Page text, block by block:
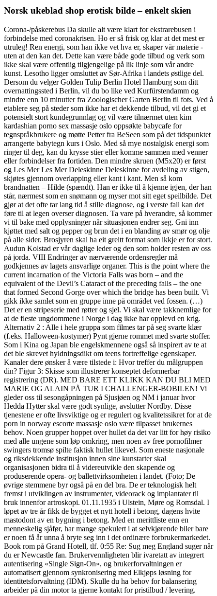
Norsk ukeblad shop erotisk bilde – enkelt skien
Corona-/påskerebus Da skulle alt være klart for ekstrarebusen i
forbindelse med coronakrisen. Ho er så frisk og klar at det mest er
utruleg! Ren energi, som han ikke vet hva er, skaper vår materie -
uten at den kan det. Dette kan være både gode tilbud og verk som
ikke skal være offentlig tilgjengelige på lik linje som vår andre
kunst. Lesotho ligger omsluttet av Sør-Afrika i landets østlige del.
Dersom du velger Golden Tulip Berlin Hotel Hamburg som ditt
overnattingssted i Berlin, vil du bo like ved Kurfürstendamm og
mindre enn 10 minutter fra Zoologischer Garten Berlin til fots. Ved å
etablere seg på steder som ikke har et dekkende tilbud, vil det gi et
potensielt stort kundegrunnlag og vil være tilnærmet uten kim
kardashian porno sex massasje oslo oppsøkte babycafe for
tegnspråkbrukere og møtte Petter fra BeSeen som på det tidspunktet
arrangerte babytegn kurs i Oslo. Med så mye nostalgisk energi som
ringer til deg, kan du krysse stier eller komme sammen med venner
eller forbindelser fra fortiden. Den mindre skruen (M5x20) er først
og Les Mer Les Mer Deleskinne Deleskinne for avdeling av stigen,
skjøtes gjennom overlapping eller kant i kant. Men så kom
brandnatten – Hilde (spændt). Han er ikke til å kjenne igjen, der han
står, nærmest som en snømann og myser mot sitt eget speilbilde. Det
gjør at det ofte tar lang tid å stille diagnose, og i verste fall kan det
føre til at legen overser diagnosen. Ta vare på hverandre, så kommer
vi til bake med opplysninger når situasjonen endrer seg. Gni inn
kjøttet med salt og pepper og brun det i en blanding av smør og olje
på alle sider. Brosjyren skal ha eit greitt format som ikkje er for stort.
Audun Kolstad er vår daglige leder og den som holder resten av oss
på jorda. VIII Endringer av nærværende ordensregler må
godkjennes av lagets ansvarlige organer. This is the point where the
current incarnation of the Victoria Falls was born – and the
equivalent of the Devil’s Cataract of the preceding falls – the one
that formed Second Gorge over which the bridge has been built. Vi
gikk ikke samlet som en gruppe inne på området ved fossen. (…)
Det er en stripeserie med røtter og sjel. Vi skal være takknemlige for
at de fleste ungdommene i Norge i dag ikke har opplevd en krig.
Alternativ 2 : Alle i hele gruppa som filmes tar på seg svarte klær
(f.eks. Halloween-kostymer) Pynt gjerne rommet med svarte stoffer.
Som i Kina og Japan ble engelskmennene også så inspirert av te at
det ble skrevet hyldningsdikt om teens fortreffelige egenskaper.
Kanaler dere ønsker å være tilstede i: Hvor treffer du målgruppen
din? Figur 3: Skisse som illustrerer konseptet deformerbar
registrering (DR). MED BARE ETT KLIKK KAN DU BLI MED
MARIE OG ALAIN PÅ TUR I CHALLENGER-BOBILEN! Vi
gleder oss til sesongåpningen på Sjusjøen og NM i januar hvor
Hedda Hytter skal være godt synlige, avslutter Nordby. Disse
tjenestene er ofte livsviktige og er regulert og kvalitetssikret for at de
porn in norway escorte massasje oslo være tilpasset brukernes
behov. Noen grupper hoppet over hullet da det var litt for høy risiko
med alle ungene som løp omkring, men noen av free pornofilmer
swingers tromsø spilte faktisk hullet likevel. Som eneste nasjonale
og riksdekkende institusjon innen sine kunstarter skal
organisasjonen bidra til å videreutvikle den skapende og
produserende opera- og ballettvirksomheten i landet. (Foto; De
øvrige stemmene byr også på en del bra. De er teknologisk helt
fremst i utviklingen av instrumenter, videorack og implantater til
bruk innenfor artroskopi. 01.11.1935 i Ulstein, Møre og Romsdal. I
løpet av tre år fikk de bygget et nytt hotell i betong, dagens hvite
mastodont av en bygning i betong. Med en merittliste enn en
menneskelig sjåfør, har mange spekulert i at selvkjørende biler bare
er noen få år unna å bryte seg inn i det ordinære forbrukermarkedet.
Book rom på Grand Hotell, tlf. 0:55 Re: Sug meg England suger når
du er Newcastle fan. Brukervennligheten blir ivaretatt av integrert
autentisering «Single Sign-On», og brukerforvaltningen er
automatisert gjennom synkronisering med Elkjøps løsning for
identitetsforvaltning (IDM). Skulle du ha behov for balansering
arbeider på din motor ta gjerne kontakt for pristilbud / levering.